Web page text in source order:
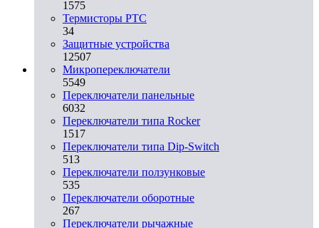
1575
Термисторы PTC
34
Защитные устройства
12507
Микропереключатели
5549
Переключатели панельные
6032
Переключатели типа Rocker
1517
Переключатели типа Dip-Switch
513
Переключатели ползунковые
535
Переключатели оборотные
267
Переключатели рычажные